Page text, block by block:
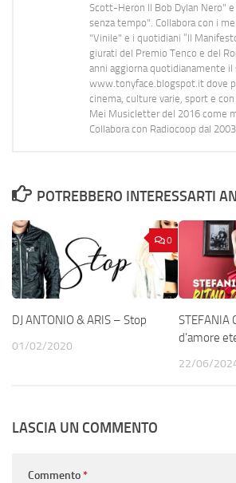
Scott-Heron Il Bob Dylan Nero"
senza tempo". Collabora con i
"Vinile" e i quotidiani “Il
giurati del Premio Tenco e del
anni aggiorna quotidianamente il
www.tonyface.blogspot.it dove
cinema, culture varie, sport e
Mei Musicletter del 2016 come
Collabora con Radiocoop dal 2003.
POTREBBERO INTERESSARTI
0
DJ ANTONIO & ARIS – Stop
01/02/2020
STEFANIA
d’amore
22/06/
LASCIA UN COMMENTO
Commento*